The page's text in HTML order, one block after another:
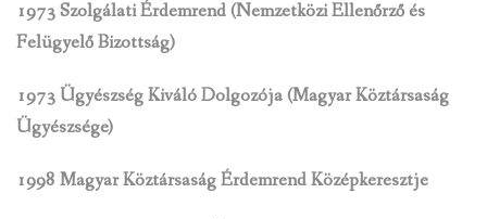
1973 Szolgálati Érdemrend (Nemzetközi Ellenőrző és
Felügyelő Bizottság)
1973 Ügyészség Kiváló Dolgozója (Magyar Köztársaság
Ügyészsége)
1998 Magyar Köztársaság Érdemrend Középkeresztje